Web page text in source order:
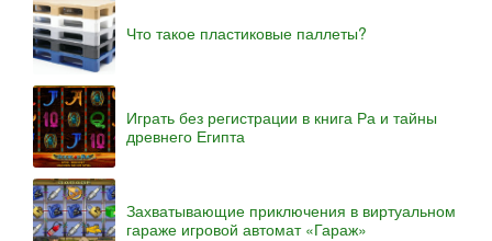
Что такое пластиковые паллеты?
Играть без регистрации в книга Ра и тайны
древнего Египта
Захватывающие приключения в виртуальном
гараже игровой автомат «Гараж»